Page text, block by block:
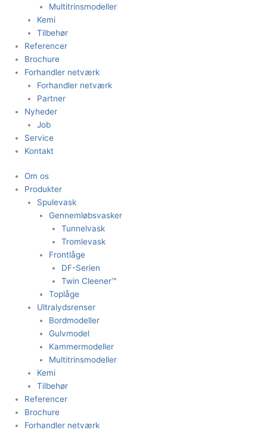
Multitrinsmodeller
Kemi
Tilbehør
Referencer
Brochure
Forhandler netværk
Forhandler netværk
Partner
Nyheder
Job
Service
Kontakt
Om os
Produkter
Spulevask
Gennemløbsvasker
Tunnelvask
Tromlevask
Frontlåge
DF-Serien
Twin Cleener™
Toplåge
Ultralydsrenser
Bordmodeller
Gulvmodel
Kammermodeller
Multitrinsmodeller
Kemi
Tilbehør
Referencer
Brochure
Forhandler netværk